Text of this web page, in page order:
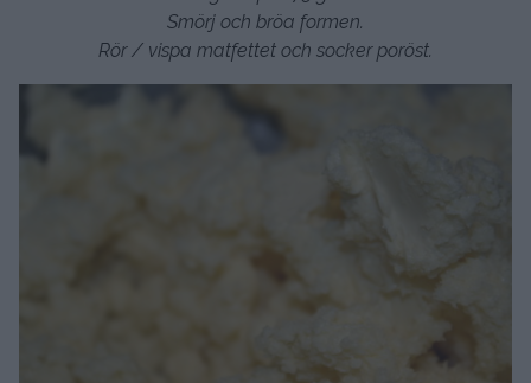
Smörj och bröa formen.
Rör / vispa matfettet och socker poröst.